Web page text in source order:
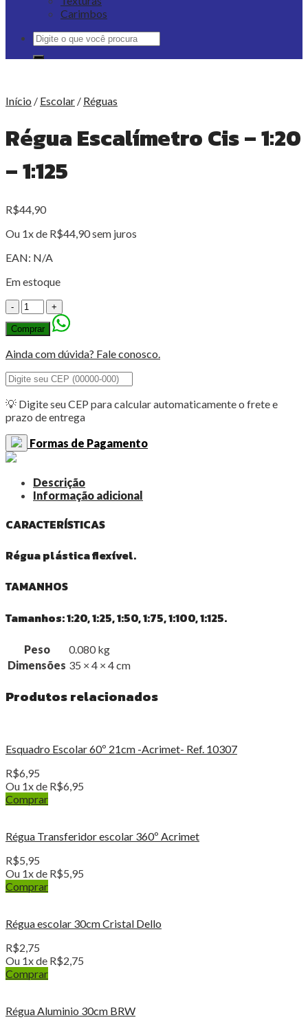
Carimbos
Pesquisar
por:
Início / Escolar / Réguas
Régua Escalímetro Cis – 1:20
– 1:125
R$44,90
Ou 1x de R$44,90sem juros
EAN: N/A
Em estoque
Régua
Escalímetro
Cis
1:20
–
1:125
Comprar
Ainda com dúvida? Fale conosco.
💡 Digite seu CEP para calcular automaticamente o frete e
prazo de entrega
Formas de Pagamento
Descrição
Informação adicional
CARACTERÍSTICAS
Régua plástica flexível.
TAMANHOS
Tamanhos: 1:20, 1:25, 1:50, 1:75, 1:100, 1:125.
Peso
0.080 kg
Dimensões 35 × 4 × 4 cm
Produtos relacionados
Esquadro Escolar 60º 21cm -Acrimet- Ref. 10307
R$6,95
Ou 1x de R$6,95
Comprar
Régua Transferidor escolar 360º Acrimet
R$5,95
Ou 1x de R$5,95
Comprar
Régua escolar 30cm Cristal Dello
R$2,75
Ou 1x de R$2,75
Comprar
Régua Aluminio 30cm BRW